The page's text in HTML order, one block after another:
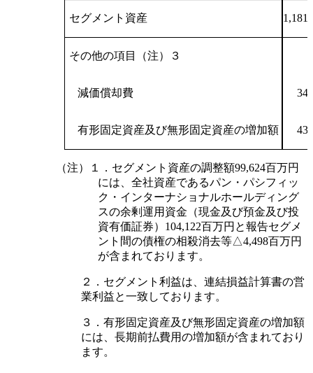
セグメント資産
その他の項目（注）３
減価償却費
有形固定資産及び無形固定資産の増加額
（注）１．セグメント資産の調整額99,624百万円
には、全社資産であるパン・パシフィッ
ク・インターナショナルホールディング
スの余剰運用資金（現金及び預金及び投
資有価証券）104,122百万円と報告セグメ
ント間の債権の相殺消去等△4,498百万円
が含まれております。
２．セグメント利益は、連結損益計算書の営
業利益と一致しております。
３．有形固定資産及び無形固定資産の増加額
には、長期前払費用の増加額が含まれており
ます。